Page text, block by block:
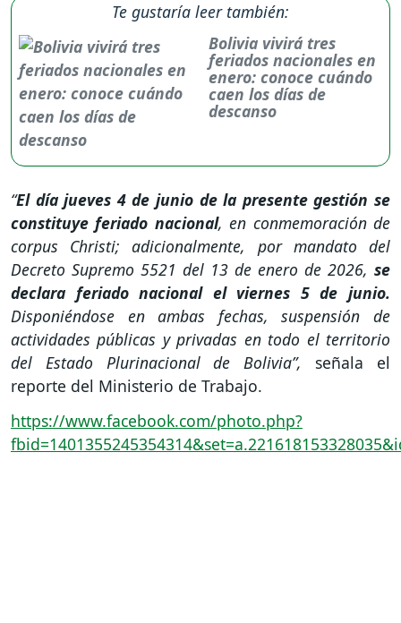
Te gustaría leer también:
Bolivia vivirá tres
feriados nacionales en
enero: conoce cuándo
caen los días de
descanso
“El día jueves 4 de junio de la presente gestión se
constituye feriado nacional, en conmemoración de
corpus Christi; adicionalmente, por mandato del
Decreto Supremo 5521 del 13 de enero de 2026, se
declara feriado nacional el viernes 5 de junio.
Disponiéndose en ambas fechas, suspensión de
actividades públicas y privadas en todo el territorio
del Estado Plurinacional de Bolivia”, señala el
reporte del Ministerio de Trabajo.
https://www.facebook.com/photo.php?